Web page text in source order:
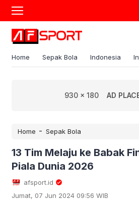
Home Sepak Bola Indonesia
930 x 180 AD
Home - Sepak Bola
13 Tim Melaju ke Babak
Piala Dunia 2026
afsport.id
Jumat, 07 Jun 2024 09:56 WIB